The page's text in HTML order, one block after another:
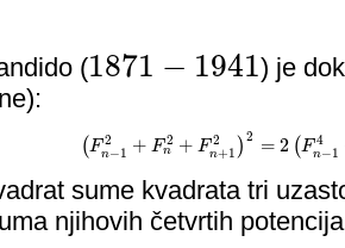
(1871 − 1941
1871 −1941 ) je
(F 2
n−1 + F 2
n + F 2
n+1 ) 2 = 2 (F 4
n−1
F n− 12+ Fn2+Fn + 1 2= 2(Fn−1 +
sume kvadrata tri
njihovih četvrtih